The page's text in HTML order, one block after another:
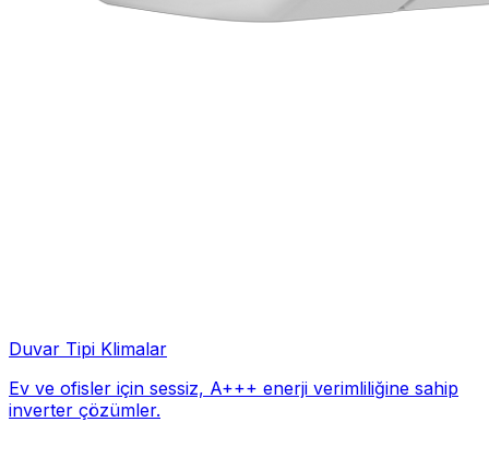
Duvar Tipi Klimalar
Ev ve ofisler için sessiz, A+++ enerji verimliliğine sahip
inverter çözümler.